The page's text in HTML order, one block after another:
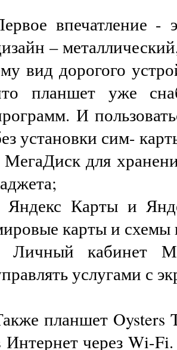
впечатление -
–
вид дорогого
планшет уже
И
установки сим-
для
Карты и
карты и схемы
Личный кабинет
услугами с
планшет Oysters
Интернет через Wi-